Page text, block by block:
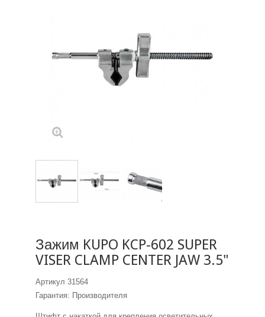
Зажим KUPO KCP-602 SUPER
VISER CLAMP CENTER JAW 3.5"
Артикул 31564
Гарантия: Производителя